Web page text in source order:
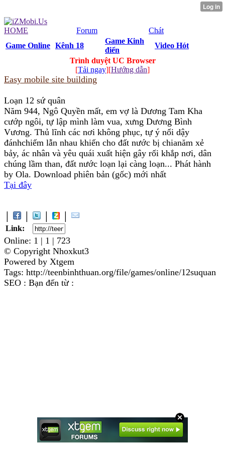
HOME Forum
Chát
Game Online Kênh 18
Game Kinh
điển
Video Hót
Trình duyệt UC Browser
[Tải ngay][Hướng dẫn]
Easy mobile site building
Loạn 12 sứ quân
Năm 944, Ngô Quyền mất, em vợ là Dương Tam Kha
cướp ngôi, tự lập mình làm vua, xưng Dương Bình
Vương. Thủ lĩnh các nơi không phục, tự ý nổi dậy
đánhchiếm lẫn nhau khiến cho đất nước bị chianăm xẻ
bảy, ác nhân và yêu quái xuất hiện gây rối khắp nơi, dân
chúng lầm than, đất nước loạn lại càng loạn... Phát hành
by Ola. Download phiên bản (gốc) mới nhất
Tại đây
Link:
Online: 1 | 1 | 723
© Copyright Nhoxkut3
Powered by Xtgem
Tags: http://teenbinhthuan.org/file/games/online/12suquan
SEO : Bạn đến từ :